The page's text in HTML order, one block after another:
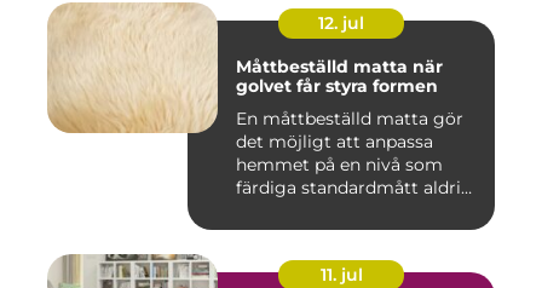
12. jul
Måttbeställd matta när
golvet får styra formen
En måttbeställd matta gör
det möjligt att anpassa
hemmet på en nivå som
färdiga standardmått aldrig
11. jul